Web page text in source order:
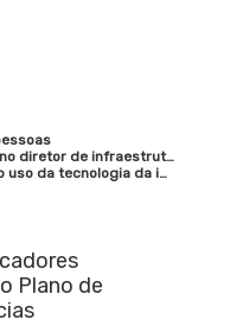
diretor de infraestrut…
uso da tecnologia da i…
Plano de